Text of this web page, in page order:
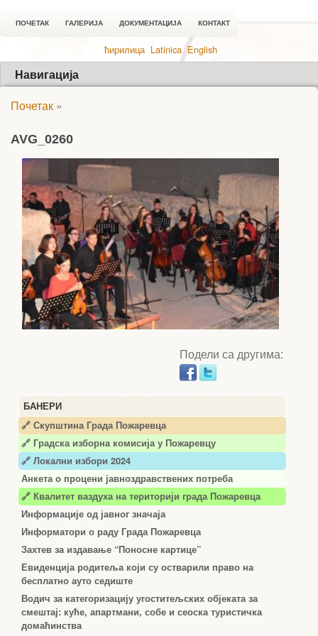
ПОЧЕТАК ГАЛЕРИЈА ДОКУМЕНТАЦИЈА КОНТАКТ
ћирилица Latinica English
Навигација
БАНЕРИ
🔗 Скупштина Града Пожаревца
🔗 Градска изборна комисија у Пожаревцу
🔗 Локални избори 2024
Анкета о процени јавноздравствених потреба
🔗 Квалитет ваздуха на територији града Пожаревца
Информације од јавног значаја
Информатори о раду Града Пожаревца
Захтев за издавање “Поносне картице”
Евиденција родитеља који су остварили право на
бесплатно ауто седиште
Водич за категоризацију угоститељских објеката за
смештај: куће, апартмани, собе и сеоска туристичка
домаћинства
Почетак »
AVG_0260
Подели са другима: